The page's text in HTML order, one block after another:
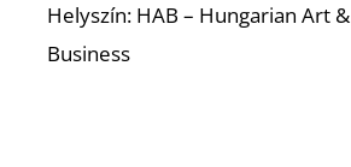
Helyszín: HAB – Hungarian Art &
Business